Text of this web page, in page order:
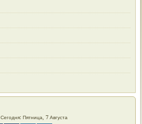
Сегодня: Пятница, 7 Августа